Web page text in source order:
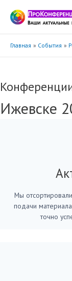
содержимому
Главная События
Ижевске
Мы
подачи
точно